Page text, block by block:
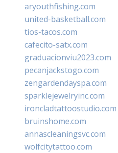
aryouthfishing.com
united-basketball.com
tios-tacos.com
cafecito-satx.com
graduacionviu2023.com
pecanjackstogo.com
zengardendayspa.com
sparklejewelryinc.com
ironcladtattoostudio.com
bruinshome.com
annascleaningsvc.com
wolfcitytattoo.com